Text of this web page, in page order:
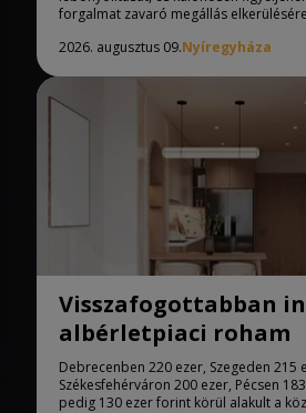
forgalmat zavaró megállás
2026. augusztus 09.Nyíregyháza
Visszafogottabban
albérletpiaci roham
Debrecenben 220 ezer, Szegeden 215
Székesfehérváron 200 ezer, Pécsen
pedig 130 ezer forint körül alakult a